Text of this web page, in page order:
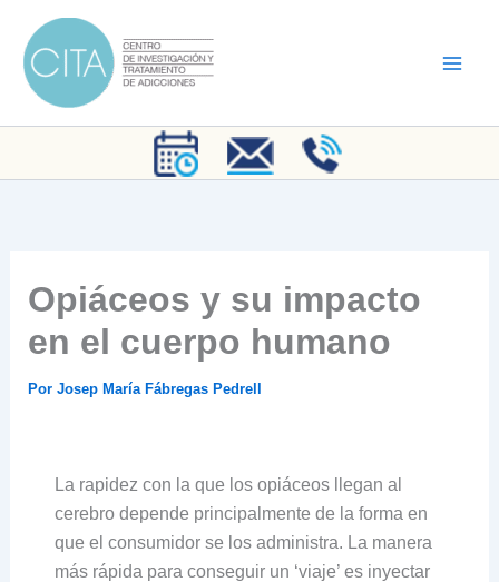
contenido
Opiáceos y su impacto
en el cuerpo humano
Por Josep María Fábregas Pedrell
La rapidez con la que los opiáceos llegan al
cerebro depende principalmente de la forma en
que el consumidor se los administra. La manera
más rápida para conseguir un ‘viaje’ es inyectar